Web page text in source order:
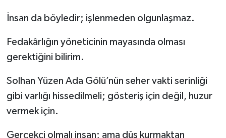
İnsan da böyledir; işlenmeden olgunlaşmaz.
Fedakârlığın yöneticinin mayasında olması
gerektiğini bilirim.
Solhan Yüzen Ada Gölü’nün seher vakti serinliği
gibi varlığı hissedilmeli; gösteriş için değil, huzur
vermek için.
Gerçekçi olmalı insan; ama düş kurmaktan